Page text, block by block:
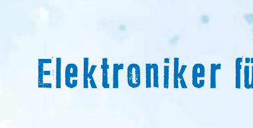
Elektroniker